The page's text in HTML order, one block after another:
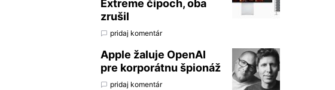
Extreme čipoch, oba
zrušil
pridaj komentár
Apple žaluje OpenAI
pre korporátnu špionáž
pridaj komentár